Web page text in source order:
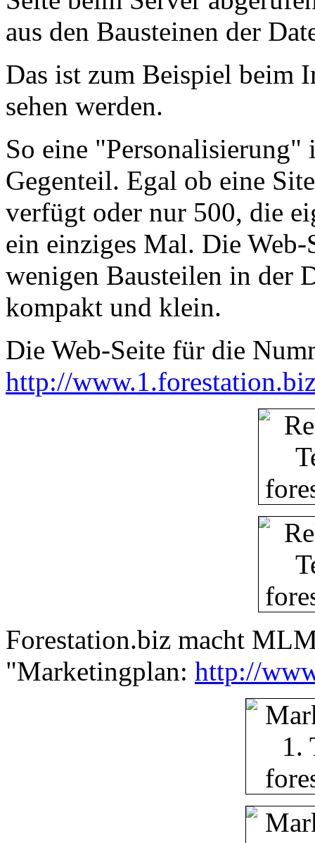
aus den Bausteinen der
Das ist zum Beispiel beim
sehen werden.
So eine "Personalisierung"
Gegenteil. Egal ob eine
verfügt oder nur 500, die
ein einziges Mal. Die
wenigen Bausteilen in der
kompakt und klein.
Die Web-Seite für die
http://
Forestation.biz macht
"Marketingplan: http://